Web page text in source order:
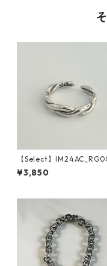
【Select】
Twist ring（Silver）
¥3,850